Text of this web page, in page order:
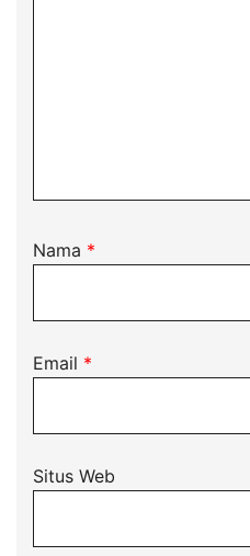
Nama *
Email *
Situs Web